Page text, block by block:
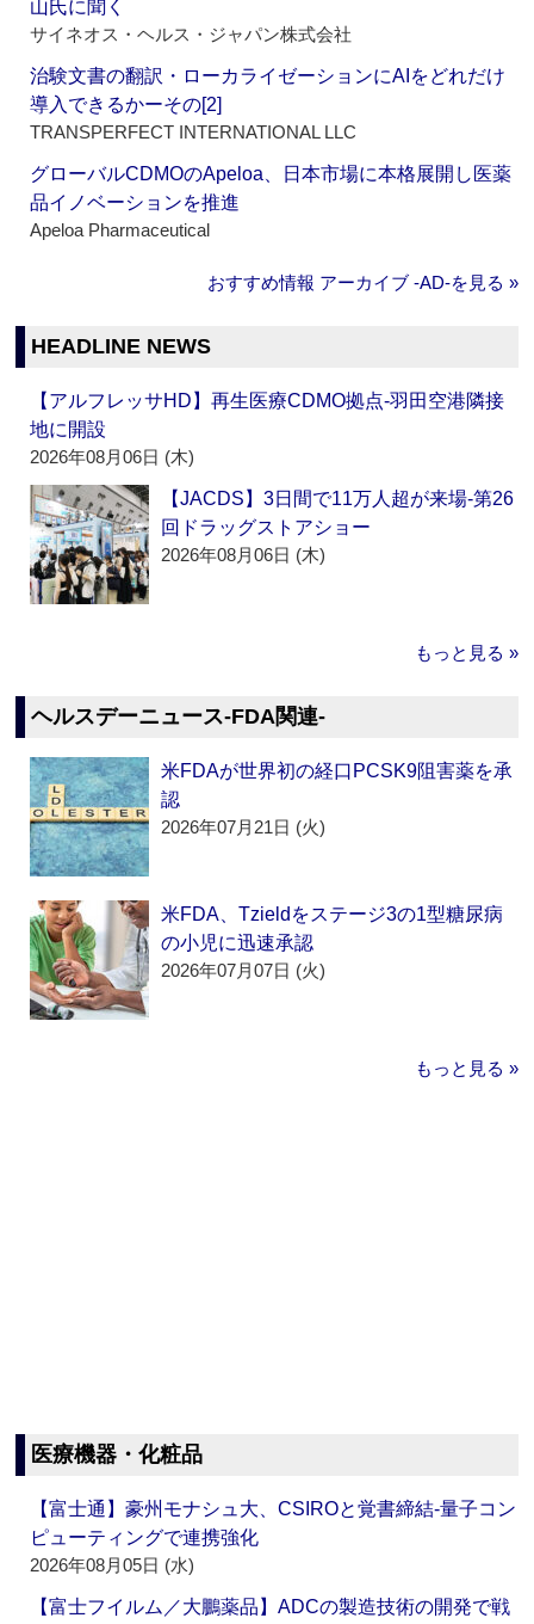
山氏に聞く
サイネオス・ヘルス・ジャパン株式会社
治験文書の翻訳・ローカライゼーションにAIをどれだけ
導入できるかーその[2]
TRANSPERFECT INTERNATIONAL LLC
グローバルCDMOのApeloa、日本市場に本格展開し医薬
品イノベーションを推進
Apeloa Pharmaceutical
おすすめ情報 アーカイブ ‐AD‐を見る »
HEADLINE NEWS
【アルフレッサHD】再生医療CDMO拠点‐羽田空港隣接
地に開設
2026年08月06日 (木)
【JACDS】3日間で11万人超が来場‐第26
回ドラッグストアショー
2026年08月06日 (木)
もっと見る »
ヘルスデーニュース‐FDA関連‐
米FDAが世界初の経口PCSK9阻害薬を承
認
2026年07月21日 (火)
米FDA、Tzieldをステージ3の1型糖尿病
の小児に迅速承認
2026年07月07日 (火)
もっと見る »
医療機器・化粧品
【富士通】豪州モナシュ大、CSIROと覚書締結‐量子コン
ピューティングで連携強化
2026年08月05日 (水)
【富士フイルム／大鵬薬品】ADCの製造技術の開発で戦